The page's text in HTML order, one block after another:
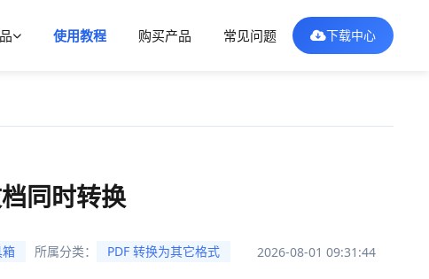
使用教程 购买产品 常见问题 下载中心
同时转换
所属分类： PDF 转换为其它格式 2026-08-01 09:31:44